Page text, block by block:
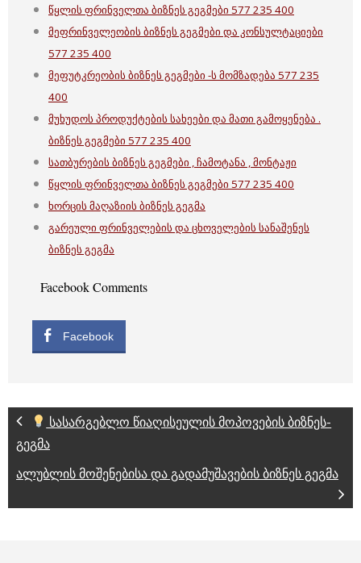
წყლის ფრინველთა ბიზნეს გეგმები 577 235 400
მეფრინველეობის ბიზნეს გეგმები და კონსულტაციები
577 235 400
მეფუტკრეობის ბიზნეს გეგმები -ს მომზადება 577 235
400
მუხუდოს პროდუქტების სახეები და მათი გამოყენება .
ბიზნეს გეგმები 577 235 400
სათბურების ბიზნეს გეგმები , ჩამოტანა , მონტაჟი
წყლის ფრინველთა ბიზნეს გეგმები 577 235 400
ხორცის მაღაზიის ბიზნეს გეგმა
გარეული ფრინველების და ცხოველების სანაშენეს
ბიზნეს გეგმა
Facebook Comments
Facebook
სასარგებლო წიაღისეულის მოპოვების ბიზნეს-
გეგმა
ალუბლის მოშენებისა და გადამუშავების ბიზნეს გეგმა